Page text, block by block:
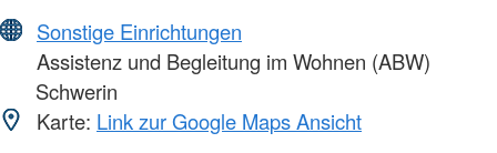
Sonstige Einrichtungen
Assistenz und Begleitung im Wohnen (ABW)
Schwerin
Karte: Link zur Google Maps Ansicht